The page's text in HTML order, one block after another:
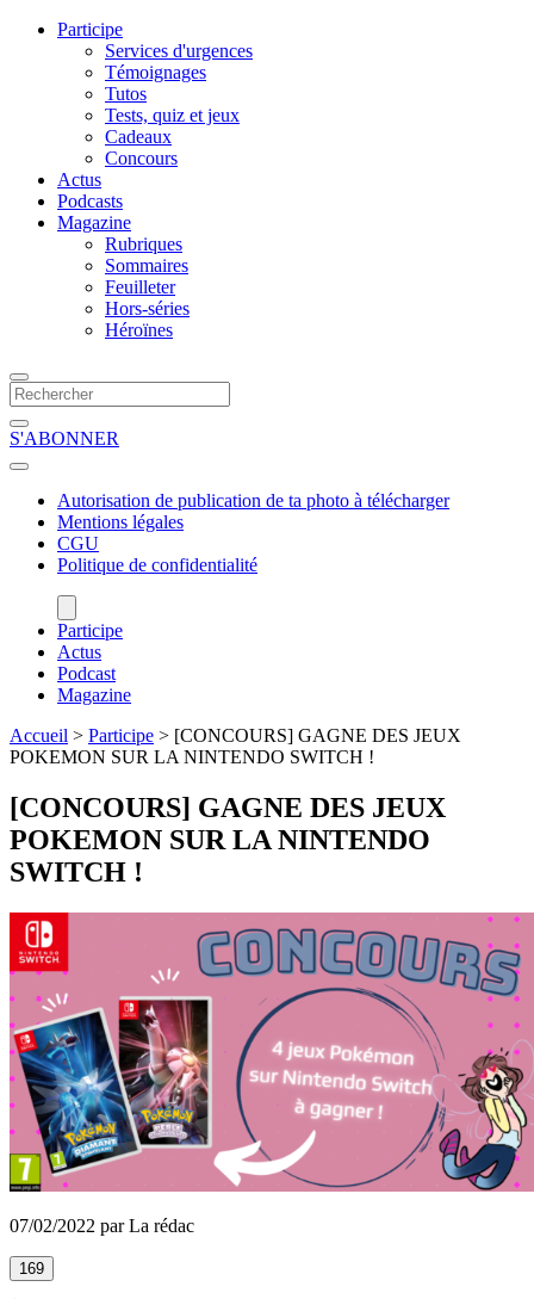
Participe
Services d'urgences
Témoignages
Tutos
Tests, quiz et jeux
Cadeaux
Concours
Actus
Podcasts
Magazine
Rubriques
Sommaires
Feuilleter
Hors-séries
Héroïnes
S'ABONNER
Autorisation de publication de ta photo à télécharger
Mentions légales
CGU
Politique de confidentialité
Participe
Actus
Podcast
Magazine
Accueil > Participe > [CONCOURS] GAGNE DES JEUX
POKEMON SUR LA NINTENDO SWITCH !
[CONCOURS] GAGNE DES JEUX
POKEMON SUR LA NINTENDO
SWITCH !
07/02/2022 par La rédac
169